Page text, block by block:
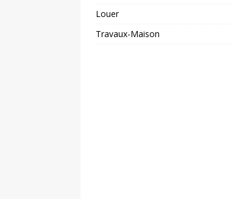
Louer
Travaux-Maison